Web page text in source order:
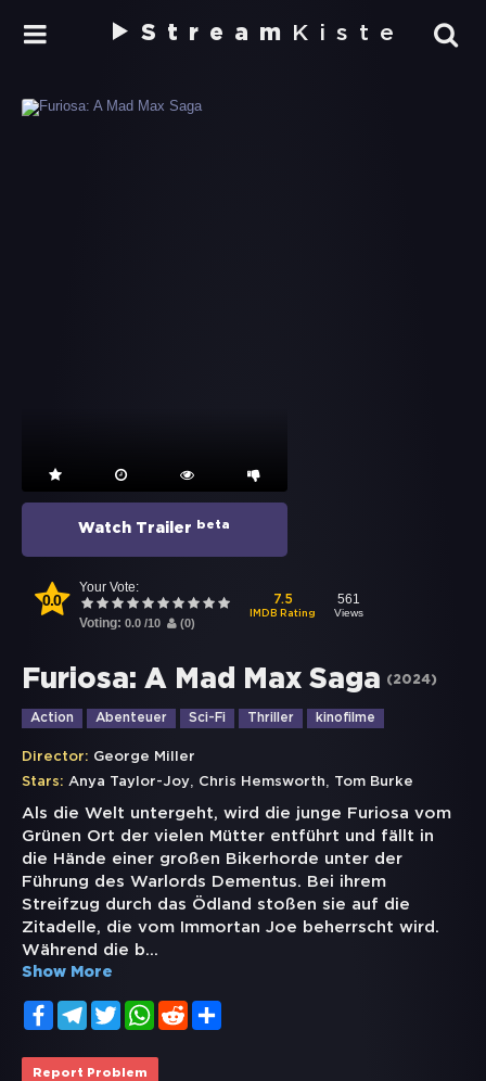
Stream Kiste
Watch Trailer beta
0.0
Your Vote:
Voting: 0.0 /10 (0)
7.5
IMDB Rating
561
Views
Furiosa: A Mad Max Saga (2024)
Action Abenteuer Sci-Fi Thriller kinofilme
Director: George Miller
Stars: Anya Taylor-Joy, Chris Hemsworth, Tom Burke
Als die Welt untergeht, wird die junge Furiosa vom
Grünen Ort der vielen Mütter entführt und fällt in
die Hände einer großen Bikerhorde unter der
Führung des Warlords Dementus. Bei ihrem
Streifzug durch das Ödland stoßen sie auf die
Zitadelle, die vom Immortan Joe beherrscht wird.
Während die b...
Show More
FacebookTelegramTwitterWhatsApp
Reddit
Report Problem